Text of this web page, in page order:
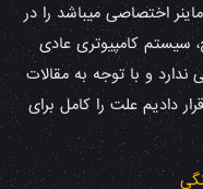
اختصاصی میباشد را در
سیستم کامپیوتری عادی
و با توجه به مقالات
دادیم علت را کامل برای